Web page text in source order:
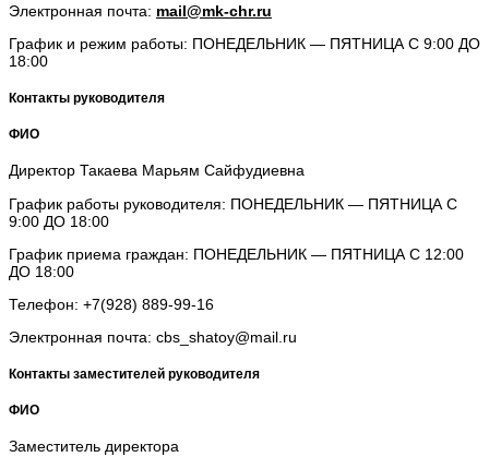
Электронная почта: mail@mk-chr.ru
График и режим работы: ПОНЕДЕЛЬНИК — ПЯТНИЦА С 9:00 ДО
18:00
Контакты руководителя
ФИО
Директор Такаева Марьям Сайфудиевна
График работы руководителя: ПОНЕДЕЛЬНИК — ПЯТНИЦА С
9:00 ДО 18:00
График приема граждан: ПОНЕДЕЛЬНИК — ПЯТНИЦА С 12:00
ДО 18:00
Телефон: +7(928) 889-99-16
Электронная почта: cbs_shatoy@mail.ru
Контакты заместителей руководителя
ФИО
Заместитель директора